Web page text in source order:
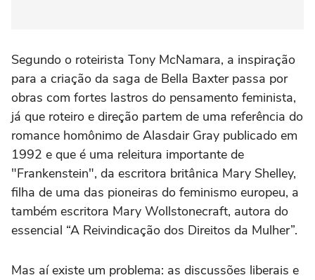
Segundo o roteirista Tony McNamara, a inspiração
para a criação da saga de Bella Baxter passa por
obras com fortes lastros do pensamento feminista,
já que roteiro e direção partem de uma referência do
romance homônimo de Alasdair Gray publicado em
1992 e que é uma releitura importante de
"Frankenstein", da escritora britânica Mary Shelley,
filha de uma das pioneiras do feminismo europeu, a
também escritora Mary Wollstonecraft, autora do
essencial “A Reivindicação dos Direitos da Mulher”.
Mas aí existe um problema: as discussões liberais e